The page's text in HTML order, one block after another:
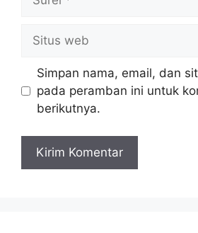
Situs
web
Simpan nama, email, dan
pada peramban ini untuk
berikutnya.